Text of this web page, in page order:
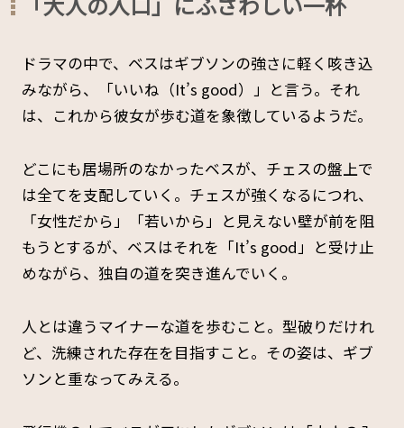
ドラマの中で、ベスはギブソンの強さに軽く咳き込
みながら、「いいね（It’s good）」と言う。それ
は、これから彼女が歩む道を象徴しているようだ。
どこにも居場所のなかったベスが、チェスの盤上で
は全てを支配していく。チェスが強くなるにつれ、
「女性だから」「若いから」と見えない壁が前を阻
もうとするが、ベスはそれを「It’s good」と受け止
めながら、独自の道を突き進んでいく。
人とは違うマイナーな道を歩むこと。型破りだけれ
ど、洗練された存在を目指すこと。その姿は、ギブ
ソンと重なってみえる。